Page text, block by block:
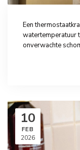
Een
watertemperatuur
onverwachte
10
FEB
2026